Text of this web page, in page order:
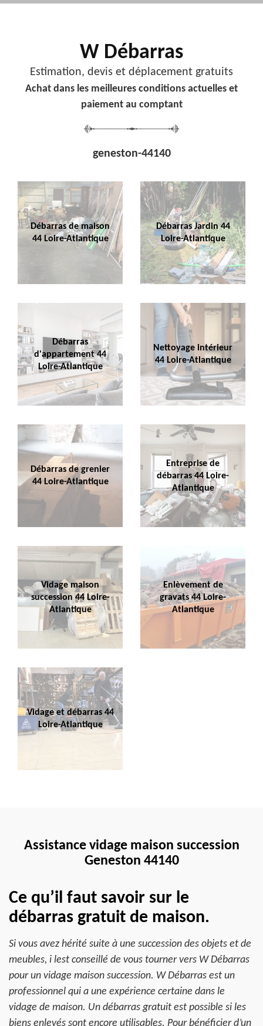
W Débarras
Estimation, devis et déplacement gratuits
Achat dans les meilleures conditions actuelles et
paiement au comptant
geneston-44140
Débarras de maison
44 Loire-Atlantique
Débarras Jardin 44
Loire-Atlantique
Débarras
d'appartement 44
Loire-Atlantique
Nettoyage intérieur
44 Loire-Atlantique
Débarras de grenier
44 Loire-Atlantique
Entreprise de
débarras 44 Loire-
Atlantique
Vidage maison
succession 44 Loire-
Atlantique
Enlèvement de
gravats 44 Loire-
Atlantique
Vidage et débarras 44
Loire-Atlantique
Assistance vidage maison succession
Geneston 44140
Ce qu’il faut savoir sur le
débarras gratuit de maison.
Si vous avez hérité suite à une succession des objets et de
meubles, i lest conseillé de vous tourner vers W Débarras
pour un vidage maison succession. W Débarras est un
professionnel qui a une expérience certaine dans le
vidage de maison. Un débarras gratuit est possible si les
biens enlevés sont encore utilisables. Pour bénéficier d’un